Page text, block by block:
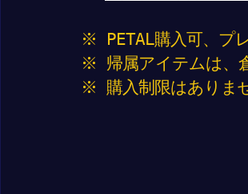
※ PETAL購入可、プ
※ 帰属アイテムは、
※ 購入制限はありま